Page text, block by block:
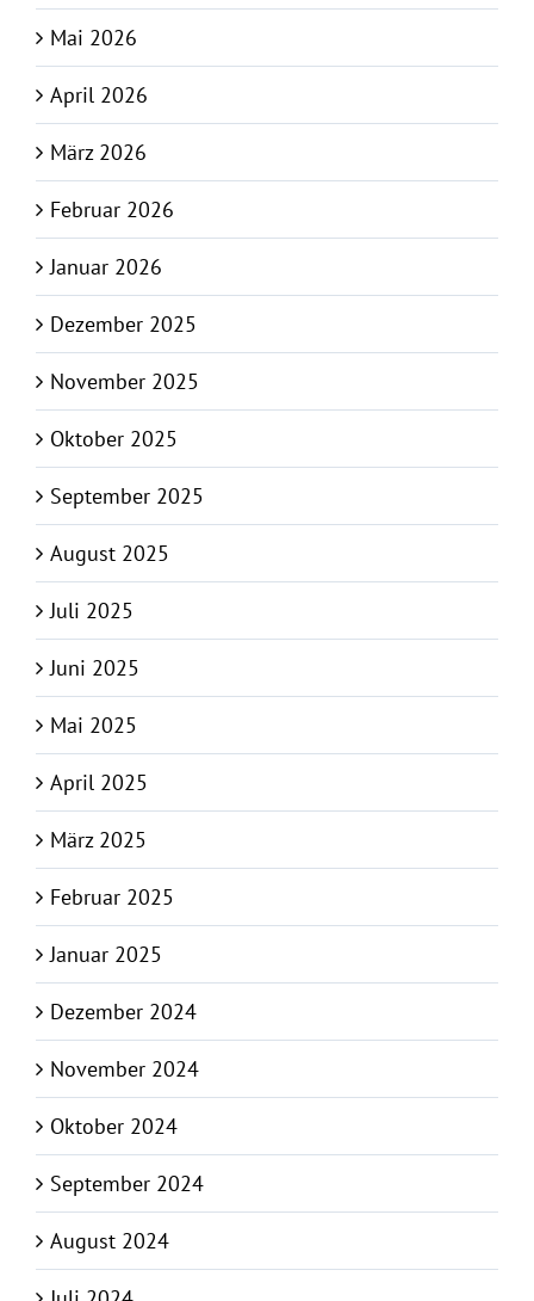
Mai 2026
April 2026
März 2026
Februar 2026
Januar 2026
Dezember 2025
November 2025
Oktober 2025
September 2025
August 2025
Juli 2025
Juni 2025
Mai 2025
April 2025
März 2025
Februar 2025
Januar 2025
Dezember 2024
November 2024
Oktober 2024
September 2024
August 2024